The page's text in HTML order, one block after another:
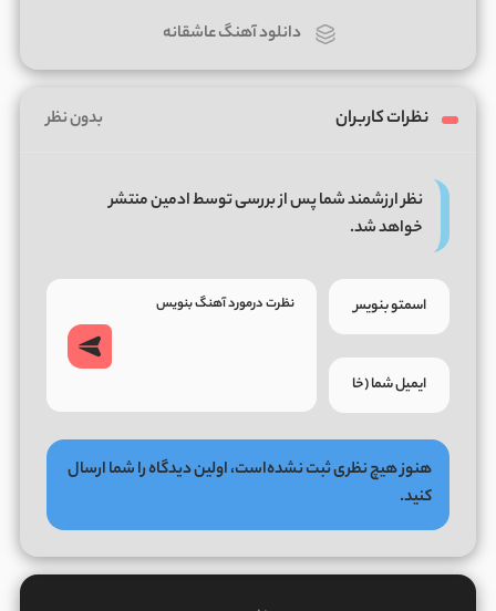
دانلود آهنگ عاشقانه
نظرات کاربران بدون نظر
نظر ارزشمند شما پس از بررسی توسط ادمین منتشر
خواهد شد.
هنوز هیچ نظری ثبت نشده‌است، اولین دیدگاه را شما ارسال
کنید.